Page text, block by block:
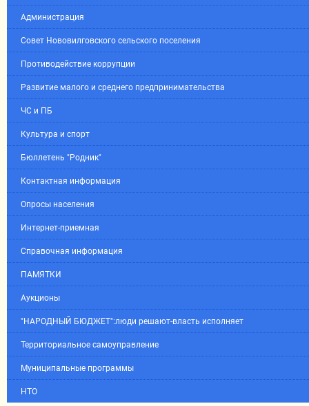
Администрация
Совет Нововилговского сельского поселения
Противодействие коррупции
Развитие малого и среднего предпринимательства
ЧС и ПБ
Культура и спорт
Бюллетень "Родник"
Контактная информация
Опросы населения
Интернет-приемная
Справочная информация
ПАМЯТКИ
Аукционы
"НАРОДНЫЙ БЮДЖЕТ":люди решают-власть исполняет
Территориальное самоуправление
Муниципальные программы
НТО